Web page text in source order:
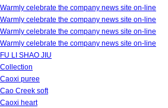
Warmly celebrate the company news site on-line
Warmly celebrate the company news site on-line
Warmly celebrate the company news site on-line
Warmly celebrate the company news site on-line
FU LI SHAO JIU
Collection
Caoxi puree
Cao Creek soft
Caoxi heart